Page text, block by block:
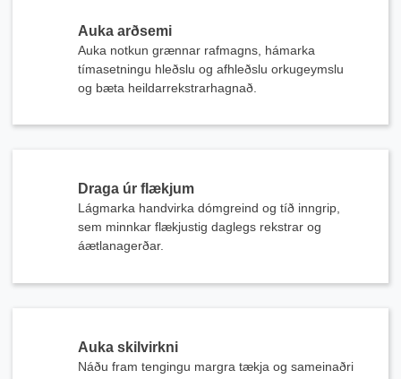
Auka arðsemi
Auka notkun grænnar rafmagns, hámarka
tímasetningu hleðslu og afhleðslu orkugeymslu
og bæta heildarrekstrarhagnað.
Draga úr flækjum
Lágmarka handvirka dómgreind og tíð inngrip,
sem minnkar flækjustig daglegs rekstrar og
áætlanagerðar.
Auka skilvirkni
Náðu fram tengingu margra tækja og sameinaðri